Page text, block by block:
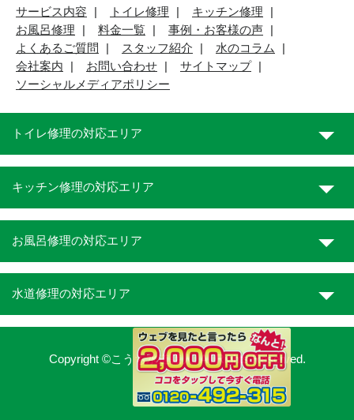
サービス内容
トイレ修理
キッチン修理
お風呂修理
料金一覧
事例・お客様の声
よくあるご質問
スタッフ紹介
水のコラム
会社案内
お問い合わせ
サイトマップ
ソーシャルメディアポリシー
トイレ修理の対応エリア
キッチン修理の対応エリア
お風呂修理の対応エリア
水道修理の対応エリア
Copyright ©こうち水道職人. All Rights Reserved.